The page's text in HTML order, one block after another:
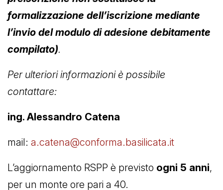
formalizzazione dell’iscrizione mediante
l’invio del modulo di adesione debitamente
compilato).
Per ulteriori informazioni è possibile
contattare:
ing. Alessandro Catena
mail: a.catena@conforma.basilicata.it
L’aggiornamento RSPP è previsto ogni 5 anni,
per un monte ore pari a 40.